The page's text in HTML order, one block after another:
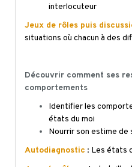
interlocuteur
Jeux de rôles puis
situations où chacun à des
Découvrir comment ses
comportements
Identifier les
états du moi
Nourrir son estime de
Autodiagnostic : Les états